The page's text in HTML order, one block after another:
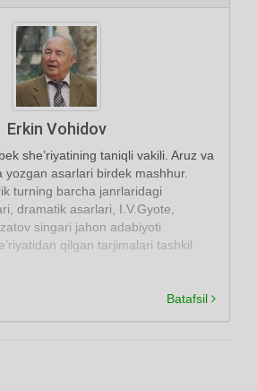
Erkin Vohidov
she’riyatining taniqli vakili. Aruz va
yozgan asarlari birdek mashhur.
turning barcha janrlaridagi
dramatik asarlari, I.V.Gyote,
singari jahon adabiyoti
qilgan tarjimalari tashkil
Batafsil